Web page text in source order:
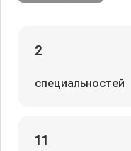
2
специальностей
11